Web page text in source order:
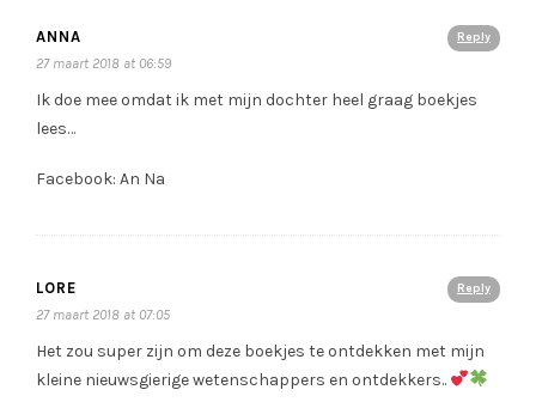
Reply
ANNA
27 maart 2018 at 06:59
Ik doe mee omdat ik met mijn dochter heel graag boekjes
lees…
Facebook: An Na
Reply
LORE
27 maart 2018 at 07:05
Het zou super zijn om deze boekjes te ontdekken met mijn
kleine nieuwsgierige wetenschappers en ontdekkers..